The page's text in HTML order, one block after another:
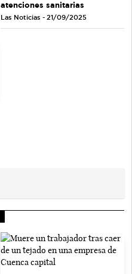
atenciones sanitarias
Las Noticias - 21/09/2025